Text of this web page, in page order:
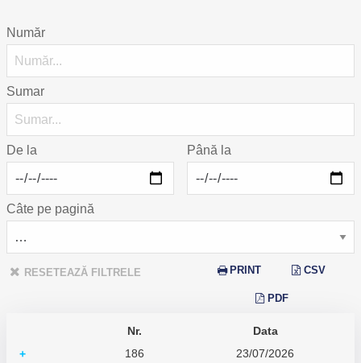
Număr
Sumar
De la Până la
Câte pe pagină
RESETEAZĂ FILTRELE PRINT CSV
PDF
Nr.
Data
+
186 23/07/2026